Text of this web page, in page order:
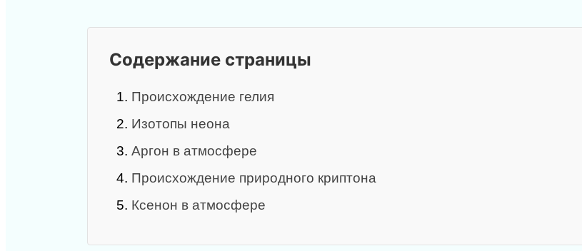
Содержание страницы
1. Происхождение гелия
2. Изотопы неона
3. Аргон в атмосфере
4. Происхождение природного криптона
5. Ксенон в атмосфере